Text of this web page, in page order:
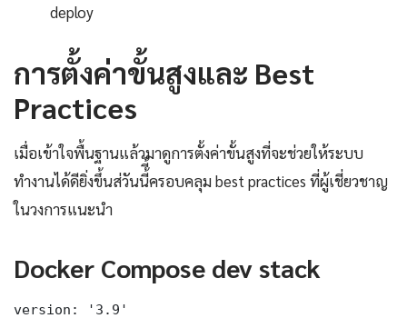
deploy
การตั้งค่าขั้นสูงและ Best
Practices
เมื่อเข้าใจพื้นฐานแล้วมาดูการตั้งค่าขั้นสูงที่จะช่วยให้ระบบ
ทำงานได้ดียิ่งขึ้นส่วันนี้ี้ครอบคลุม best practices ที่ผู้เชี่ยวชาญ
ในวงการแนะนำ
Docker Compose dev stack
version: '3.9'